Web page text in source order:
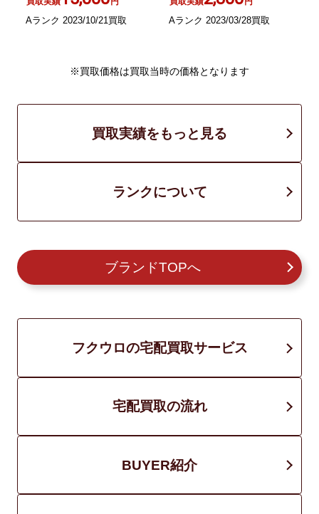
Aランク 2023/10/21買取 Aランク 2023/03/28買取
※買取価格は買取当時の価格となります
買取実績をもっと見る
ランクについて
ブランドTOPへ
フクウロの宅配買取サービス
宅配買取の流れ
BUYER紹介